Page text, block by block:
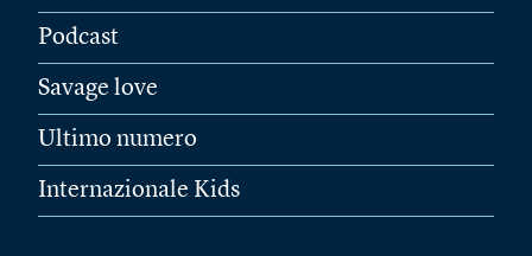
Podcast
Savage love
Ultimo numero
Internazionale Kids